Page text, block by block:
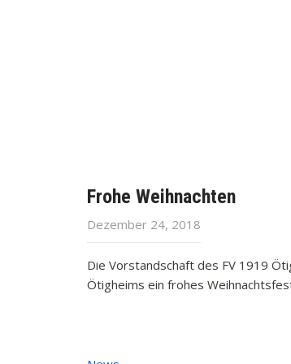
Frohe Weihnachten
Dezember 24, 2018
Die Vorstandschaft des FV 1919
Ötigheims ein frohes